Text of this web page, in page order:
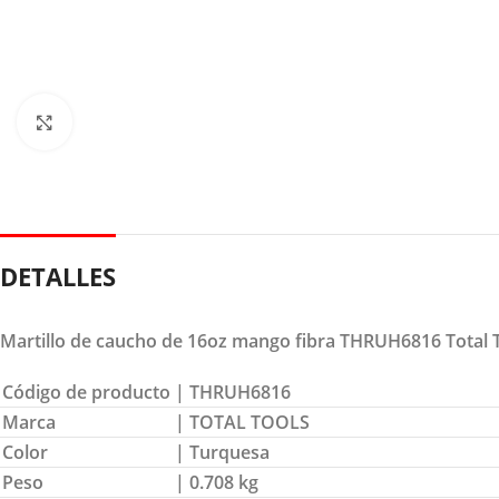
DETALLES
Martillo de caucho de 16oz mango fibra THRUH6816 Total
Código de producto | THRUH6816
Marca
| TOTAL TOOLS
Color
| Turquesa
Peso
| 0.708 kg